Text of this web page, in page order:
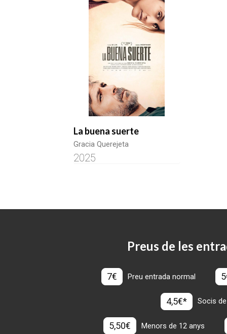
La buena suerte
Gracia Querejeta
2025
Preus de les
7€ Preu entrada normal
4,5€* Socis
5,50€ Menors de 12 anys